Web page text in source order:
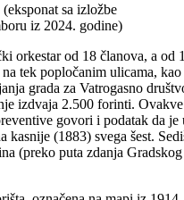
sa izložbe
iz 2024. godine)
orkestar od 18 članova, a od
tek popločanim ulicama, kao
grada za Vatrogasno
izdvaja 2.500 forinti.
govori i podatak da
(1883) svega šest.
(preko puta zdanja